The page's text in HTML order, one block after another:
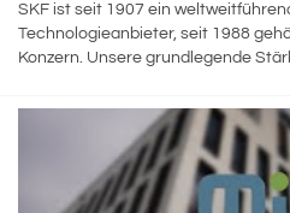
für alle Mobilitätskonzepte der
das primäre Ziel des
Produkte mit höchster Qualität zu
und Innovationen macht die ZKW-
Kraftfahrzeuge begehrter,
energieeffizienter. Zum 360-Grad-
Nebelscheinwerfer, Rückleuchten,
Kennzeichenleuchten sowie
SKF ist seit 1907 ein
Technologieanbieter, seit 1988
Konzern. Unsere grundlegende
unseren Produkten umzusetzen,
Wettbewerbsvorteile erzielen
unserer technologischen
der Umweltverträglichkeit während
Produktlebenszyklus, von der